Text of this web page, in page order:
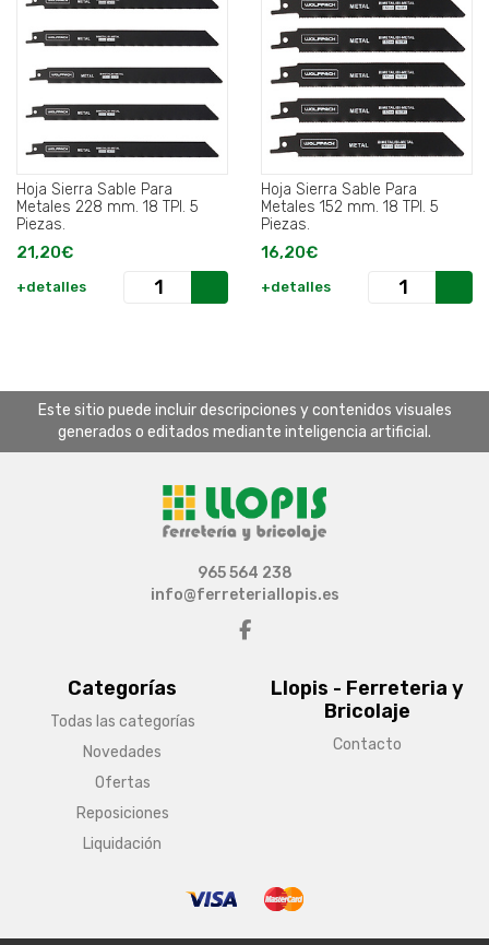
Hoja Sierra Sable Para
Metales 228 mm. 18 TPI. 5
Piezas.
21,20€
+detalles
Hoja Sierra Sable Para
Metales 152 mm. 18 TPI. 5
Piezas.
16,20€
+detalles
Este sitio puede incluir descripciones y contenidos visuales
generados o editados mediante inteligencia artificial.
Categorías
Todas las categorías
Novedades
Ofertas
Reposiciones
Liquidación
Llopis - Ferreteria y
Bricolaje
Contacto
965 564 238
info@ferreteriallopis.es